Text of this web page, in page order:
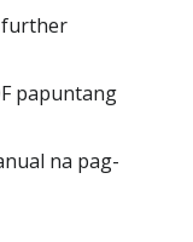
further
papuntang
na pag-